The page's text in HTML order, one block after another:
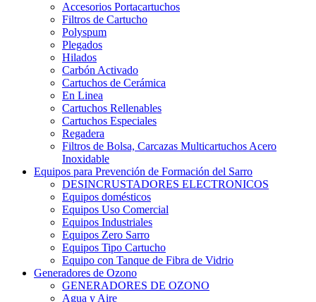
Accesorios Portacartuchos
Filtros de Cartucho
Polyspum
Plegados
Hilados
Carbón Activado
Cartuchos de Cerámica
En Linea
Cartuchos Rellenables
Cartuchos Especiales
Regadera
Filtros de Bolsa, Carcazas Multicartuchos Acero
Inoxidable
Equipos para Prevención de Formación del Sarro
DESINCRUSTADORES ELECTRONICOS
Equipos domésticos
Equipos Uso Comercial
Equipos Industriales
Equipos Zero Sarro
Equipos Tipo Cartucho
Equipo con Tanque de Fibra de Vidrio
Generadores de Ozono
GENERADORES DE OZONO
Agua y Aire